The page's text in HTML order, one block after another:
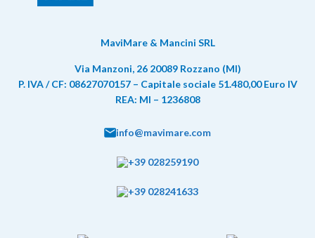
MaviMare & Mancini SRL
Via Manzoni, 26 20089 Rozzano (MI)
P. IVA / CF: 08627070157 – Capitale sociale 51.480,00 Euro IV
REA: MI – 1236808
info@mavimare.com
+39 028259190
+39 028241633